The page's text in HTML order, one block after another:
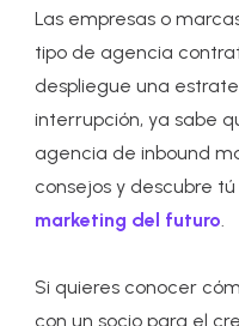
Las empresas o
tipo de agencia
despliegue una
interrupción, ya sabe
agencia de inbound
consejos y descubre
marketing del futuro.
Si quieres conocer
con un socio para el